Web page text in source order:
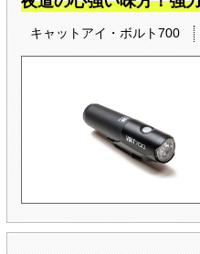
キャットアイ・ボルト700